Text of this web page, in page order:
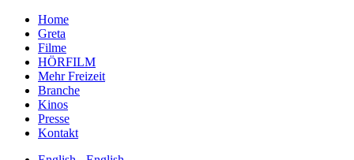
Home
Greta
Filme
HÖRFILM
Mehr Freizeit
Branche
Kinos
Presse
Kontakt